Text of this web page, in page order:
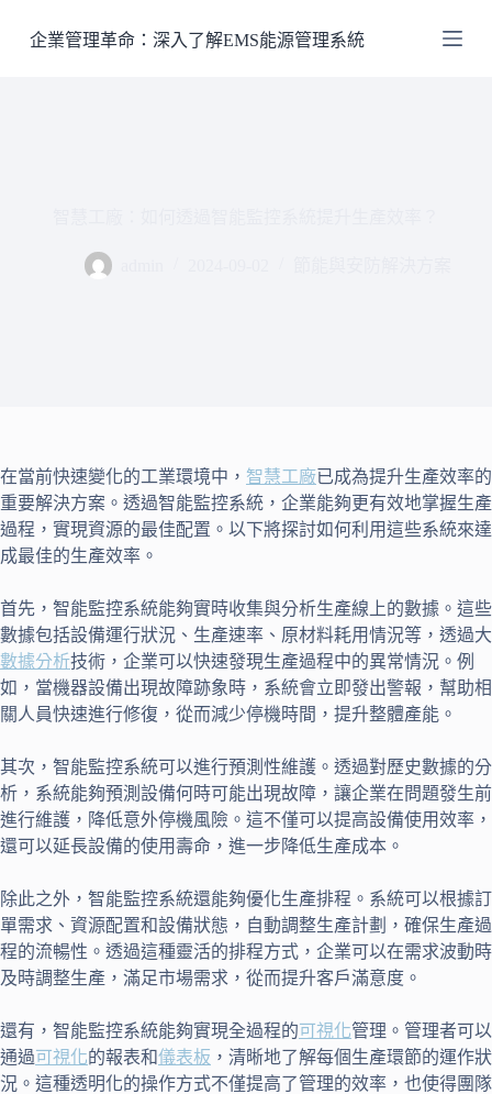
至
企業管理革命：深入了解EMS能源管理系統
在當前快速變化的工業環境中， 智慧工廠已成為提升生產效率的
重要解決方案。透過智能監控系統，企業能夠更有效地掌握生產
過程，實現資源的最佳配置。以下將探討如何利用這些系統來達
成最佳的生產效率。
首先，智能監控系統能夠實時收集與分析生產線上的數據。這些
數據包括設備運行狀況、生產速率、原材料耗用情況等，透過大
數據分析技術，企業可以快速發現生產過程中的異常情況。例
如，當機器設備出現故障跡象時，系統會立即發出警報，幫助相
關人員快速進行修復，從而減少停機時間，提升整體產能。
其次，智能監控系統可以進行預測性維護。透過對歷史數據的分
析，系統能夠預測設備何時可能出現故障，讓企業在問題發生前
進行維護，降低意外停機風險。這不僅可以提高設備使用效率，
還可以延長設備的使用壽命，進一步降低生產成本。
除此之外，智能監控系統還能夠優化生產排程。系統可以根據訂
單需求、資源配置和設備狀態，自動調整生產計劃，確保生產過
程的流暢性。透過這種靈活的排程方式，企業可以在需求波動時
及時調整生產，滿足市場需求，從而提升客戶滿意度。
還有，智能監控系統能夠實現全過程的可視化管理。管理者可以
通過可視化的報表和儀表板 ，清晰地了解每個生產環節的運作狀
況。這種透明化的操作方式不僅提高了管理的效率，也使得團隊